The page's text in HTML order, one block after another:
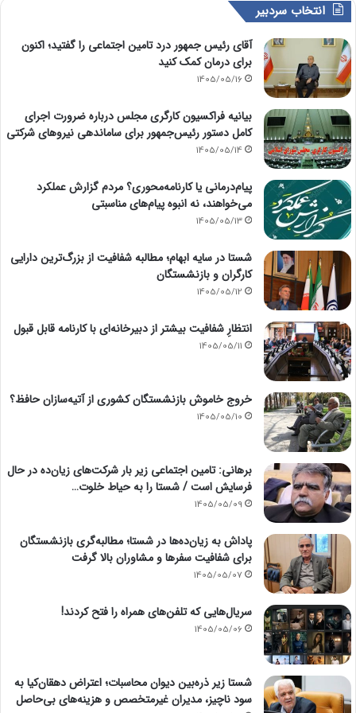
انتخاب سردبیر
آقای رئیس جمهور درد تامین اجتماعی را گفتید؛ اکنون
برای درمان کمک کنید
1405/05/16
بیانیه فراکسیون کارگری مجلس درباره ضرورت اجرای
کامل دستور رئیس‌جمهور برای ساماندهی نیروهای شرکتی
1405/05/14
پیام‌درمانی یا کارنامه‌محوری؟ مردم گزارش عملکرد
می‌خواهند، نه انبوه پیام‌های مناسبتی
1405/05/13
شستا در سایه ابهام؛ مطالبه شفافیت از بزرگ‌ترین دارایی
کارگران و بازنشستگان
1405/05/12
انتظارِ شفافیت بیشتر از دبیرخانه‌ای با کارنامه قابل قبول
1405/05/11
خروج خاموش بازنشستگان کشوری از آتیه‌سازان حافظ؟
1405/05/10
برهانی: تامین اجتماعی زیر بار شرکت‌های زیان‌ده در حال
فرسایش است / شستا را به حیاط خلوت…
1405/05/09
پاداش به زیان‌ده‌ها در شستا؛ مطالبه‌گری بازنشستگان
برای شفافیت سفرها و مشاوران بالا گرفت
1405/05/07
سریال‌هایی که تلفن‌های همراه را فتح کردند!
1405/05/06
شستا زیر ذره‌بین دیوان محاسبات؛ اعتراض دهقان‌کیا به
سود ناچیز، مدیران غیرمتخصص و هزینه‌های بی‌حاصل